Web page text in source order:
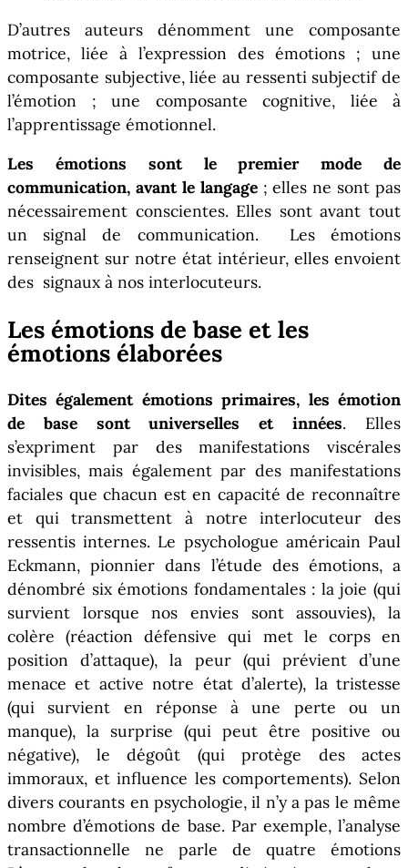
D’autres auteurs dénomment une composante
motrice, liée à l’expression des émotions ; une
composante subjective, liée au ressenti subjectif de
l’émotion ; une composante cognitive, liée à
l’apprentissage émotionnel.
Les émotions sont le premier mode de
communication, avant le langage; elles ne sont pas
nécessairement conscientes. Elles sont avant tout
un signal de communication. Les émotions
renseignent sur notre état intérieur, elles envoient
des signaux à nos interlocuteurs.
Les émotions de base et les
émotions élaborées
Dites également émotions primaires, les émotion
de base sont universelles et innées. Elles
s’expriment par des manifestations viscérales
invisibles, mais également par des manifestations
faciales que chacun est en capacité de reconnaître
et qui transmettent à notre interlocuteur des
ressentis internes. Le psychologue américain Paul
Eckmann, pionnier dans l’étude des émotions, a
dénombré six émotions fondamentales : la joie (qui
survient lorsque nos envies sont assouvies), la
colère (réaction défensive qui met le corps en
position d’attaque), la peur (qui prévient d’une
menace et active notre état d’alerte), la tristesse
(qui survient en réponse à une perte ou un
manque), la surprise (qui peut être positive ou
négative), le dégoût (qui protège des actes
immoraux, et influence les comportements). Selon
divers courants en psychologie, il n’y a pas le même
nombre d’émotions de base. Par exemple, l’analyse
transactionnelle ne parle de quatre émotions